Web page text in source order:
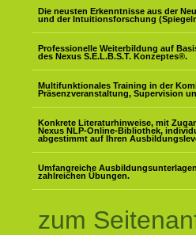
Die neusten Erkenntnisse aus der
und der Intuitionsforschung
Professionelle Weiterbildung auf
des Nexus S.E.L.B.S.T. Konzeptes®.
Multifunktionales Training in der
Präsenzveranstaltung, Supervision
Konkrete Literaturhinweise, mit
Nexus NLP-Online-Bibliothek,
abgestimmt auf Ihren
Umfangreiche
zahlreichen Übungen.
zum